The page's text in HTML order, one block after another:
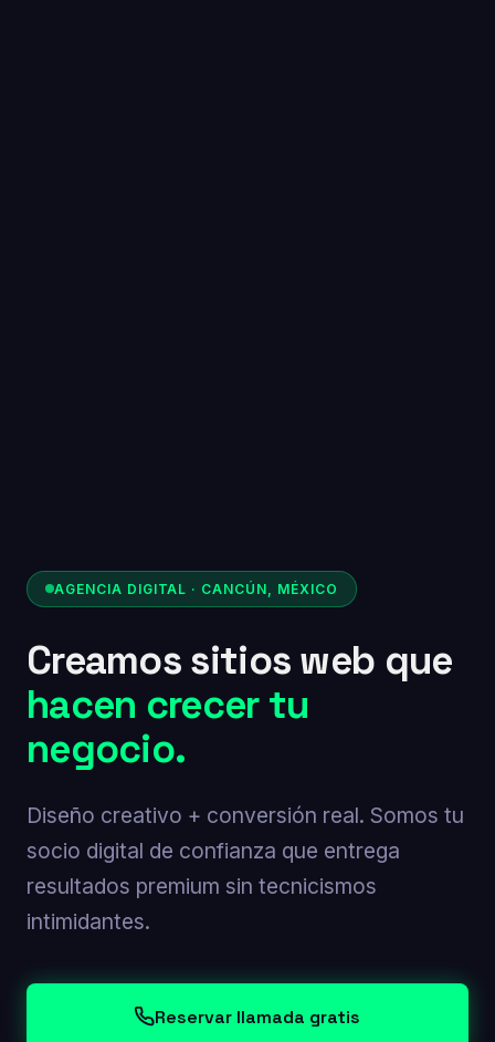
AGENCIA DIGITAL · CANCÚN, MÉXICO
Creamos sitios web que
hacen crecer tu
negocio.
Diseño creativo + conversión real. Somos tu
socio digital de confianza que entrega
resultados premium sin tecnicismos
intimidantes.
Reservar llamada gratis